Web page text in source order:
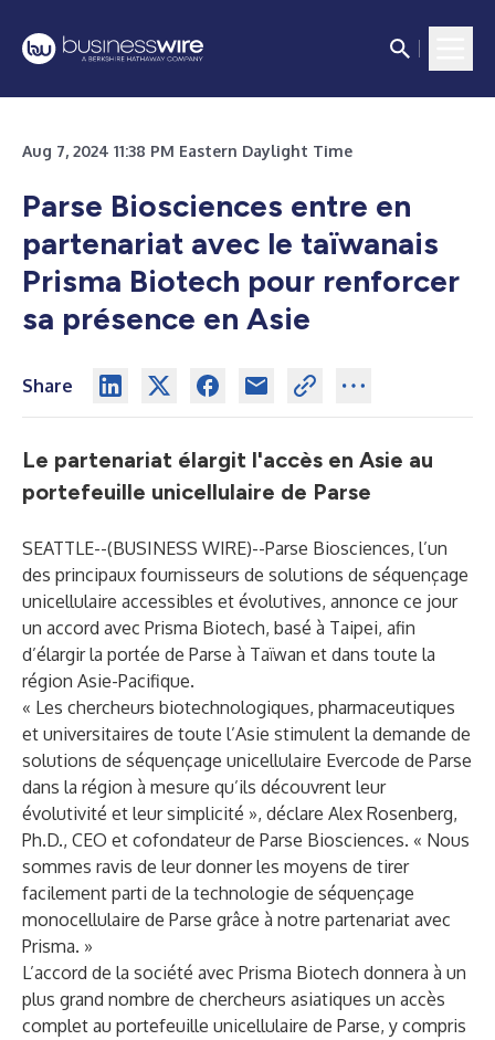
Aug 7, 2024 11:38 PM Eastern Daylight Time
Parse Biosciences entre en
partenariat avec le taïwanais
Prisma Biotech pour renforcer
sa présence en Asie
Share
Le partenariat élargit l'accès en Asie au
portefeuille unicellulaire de Parse
SEATTLE--(BUSINESS WIRE)--Parse Biosciences, l’un
des principaux fournisseurs de solutions de séquençage
unicellulaire accessibles et évolutives, annonce ce jour
un accord avec Prisma Biotech, basé à Taipei, afin
d’élargir la portée de Parse à Taïwan et dans toute la
région Asie-Pacifique.
« Les chercheurs biotechnologiques, pharmaceutiques
et universitaires de toute l’Asie stimulent la demande de
solutions de séquençage unicellulaire Evercode de Parse
dans la région à mesure qu’ils découvrent leur
évolutivité et leur simplicité », déclare Alex Rosenberg,
Ph.D., CEO et cofondateur de Parse Biosciences. « Nous
sommes ravis de leur donner les moyens de tirer
facilement parti de la technologie de séquençage
monocellulaire de Parse grâce à notre partenariat avec
Prisma. »
L’accord de la société avec Prisma Biotech donnera à un
plus grand nombre de chercheurs asiatiques un accès
complet au portefeuille unicellulaire de Parse, y compris